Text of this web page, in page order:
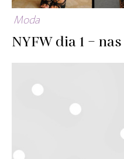
Moda
NYFW dia 1 –